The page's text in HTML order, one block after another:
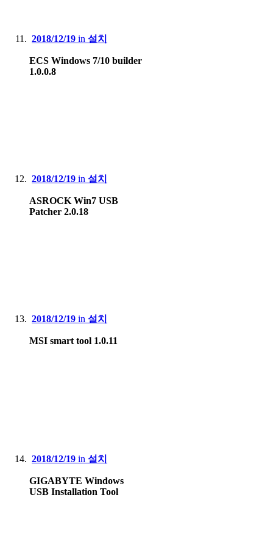
2018/12/19 in 설치
ECS Windows 7/10 builder
1.0.0.8
2018/12/19 in 설치
ASROCK Win7 USB
Patcher 2.0.18
2018/12/19 in 설치
MSI smart tool 1.0.11
2018/12/19 in 설치
GIGABYTE Windows
USB Installation Tool